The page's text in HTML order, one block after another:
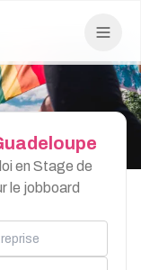
en Stage de
le jobboard